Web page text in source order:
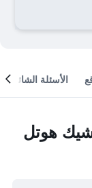
الأسئلة الشائعة
هوتل